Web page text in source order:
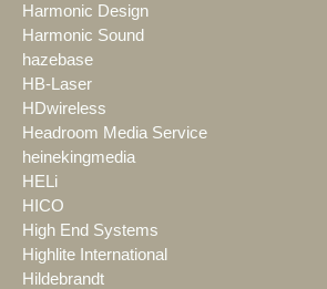
Harmonic Design
Harmonic Sound
hazebase
HB-Laser
HDwireless
Headroom Media Service
heinekingmedia
HELi
HICO
High End Systems
Highlite International
Hildebrandt